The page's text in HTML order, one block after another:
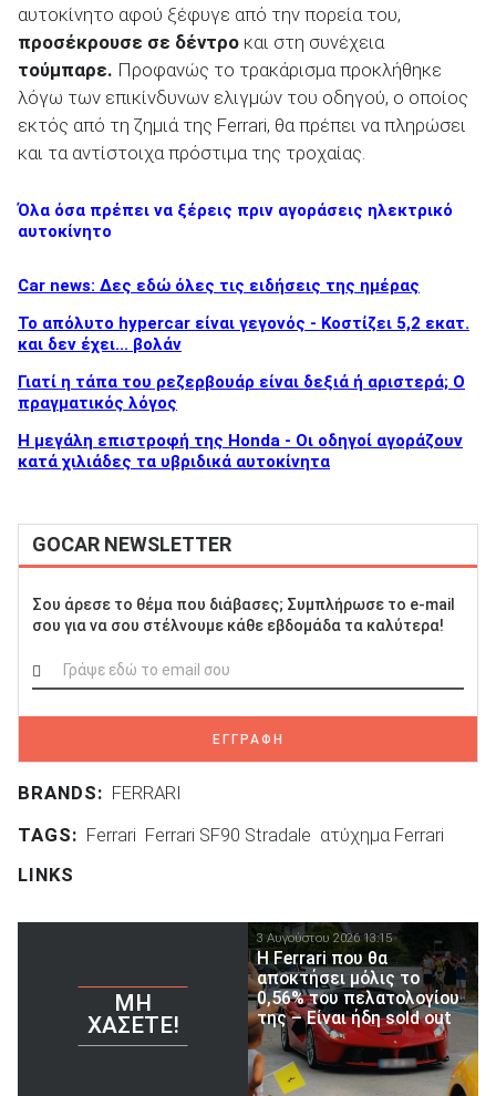
αυτοκίνητο αφού ξέφυγε από την πορεία του,
προσέκρουσε σε δέντρο και στη συνέχεια
τούμπαρε. Προφανώς το τρακάρισμα προκλήθηκε
λόγω των επικίνδυνων ελιγμών του οδηγού, ο οποίος
εκτός από τη ζημιά της Ferrari, θα πρέπει να πληρώσει
και τα αντίστοιχα πρόστιμα της τροχαίας.
Όλα όσα πρέπει να ξέρεις πριν αγοράσεις ηλεκτρικό
αυτοκίνητο
Car news: Δες εδώ όλες τις ειδήσεις της ημέρας
Το απόλυτο hypercar είναι γεγονός - Κοστίζει 5,2 εκατ.
και δεν έχει... βολάν
Γιατί η τάπα του ρεζερβουάρ είναι δεξιά ή αριστερά; Ο
πραγματικός λόγος
Η μεγάλη επιστροφή της Honda - Οι οδηγοί αγοράζουν
κατά χιλιάδες τα υβριδικά αυτοκίνητα
GOCAR NEWSLETTER
Σου άρεσε το θέμα που διάβασες; Συμπλήρωσε το e-mail
σου για να σου στέλνουμε κάθε εβδομάδα τα καλύτερα!
ΕΓΓΡΑΦΗ
BRANDS: FERRARI
TAGS: Ferrari Ferrari SF90 Stradale ατύχημα Ferrari
LINKS
ΜΗ
ΧΆΣΕΤΕ!
3 Αυγούστου 2026 13:15
Η Ferrari που θα
αποκτήσει μόλις το
0,56% του πελατολογίου
της – Είναι ήδη sold out